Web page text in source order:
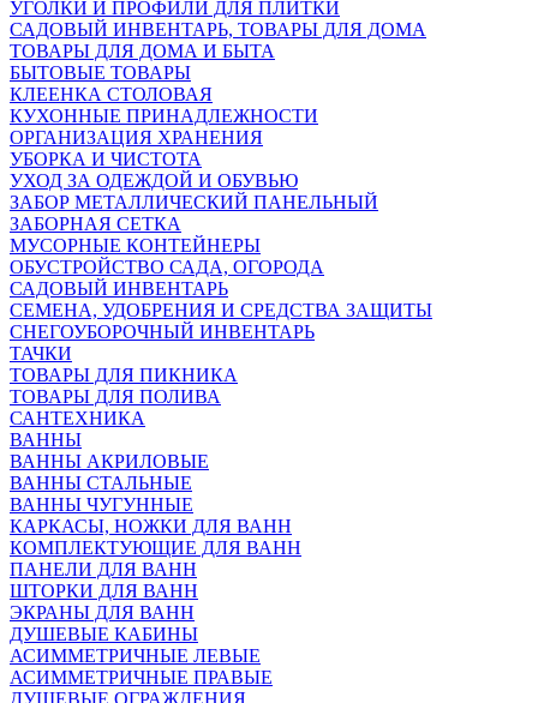
УГОЛКИ И ПРОФИЛИ ДЛЯ ПЛИТКИ
САДОВЫЙ ИНВЕНТАРЬ, ТОВАРЫ ДЛЯ ДОМА
ТОВАРЫ ДЛЯ ДОМА И БЫТА
БЫТОВЫЕ ТОВАРЫ
КЛЕЕНКА СТОЛОВАЯ
КУХОННЫЕ ПРИНАДЛЕЖНОСТИ
ОРГАНИЗАЦИЯ ХРАНЕНИЯ
УБОРКА И ЧИСТОТА
УХОД ЗА ОДЕЖДОЙ И ОБУВЬЮ
ЗАБОР МЕТАЛЛИЧЕСКИЙ ПАНЕЛЬНЫЙ
ЗАБОРНАЯ СЕТКА
МУСОРНЫЕ КОНТЕЙНЕРЫ
ОБУСТРОЙСТВО САДА, ОГОРОДА
САДОВЫЙ ИНВЕНТАРЬ
СЕМЕНА, УДОБРЕНИЯ И СРЕДСТВА ЗАЩИТЫ
СНЕГОУБОРОЧНЫЙ ИНВЕНТАРЬ
ТАЧКИ
ТОВАРЫ ДЛЯ ПИКНИКА
ТОВАРЫ ДЛЯ ПОЛИВА
САНТЕХНИКА
ВАННЫ
ВАННЫ АКРИЛОВЫЕ
ВАННЫ СТАЛЬНЫЕ
ВАННЫ ЧУГУННЫЕ
КАРКАСЫ, НОЖКИ ДЛЯ ВАНН
КОМПЛЕКТУЮЩИЕ ДЛЯ ВАНН
ПАНЕЛИ ДЛЯ ВАНН
ШТОРКИ ДЛЯ ВАНН
ЭКРАНЫ ДЛЯ ВАНН
ДУШЕВЫЕ КАБИНЫ
АСИММЕТРИЧНЫЕ ЛЕВЫЕ
АСИММЕТРИЧНЫЕ ПРАВЫЕ
ДУШЕВЫЕ ОГРАЖДЕНИЯ